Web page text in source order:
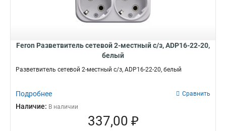
Feron Разветвитель сетевой 2-местный с/з, ADP16-22-20,
белый
Разветвитель сетевой 2-местный с/з, ADP16-22-20, белый
Подробнее Сравнить
Наличие: В наличии
337,00 ₽